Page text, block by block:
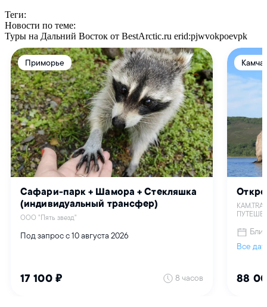
Теги:
Новости по теме:
Туры на Дальний Восток от BestArctic.ru erid:pjwvokpoevpk